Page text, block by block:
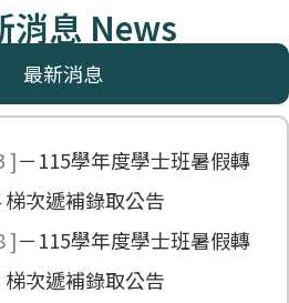
消息 News
最新消息
]－115學年度學士班暑假轉
次遞補錄取公告
]－115學年度學士班暑假轉
次遞補錄取公告